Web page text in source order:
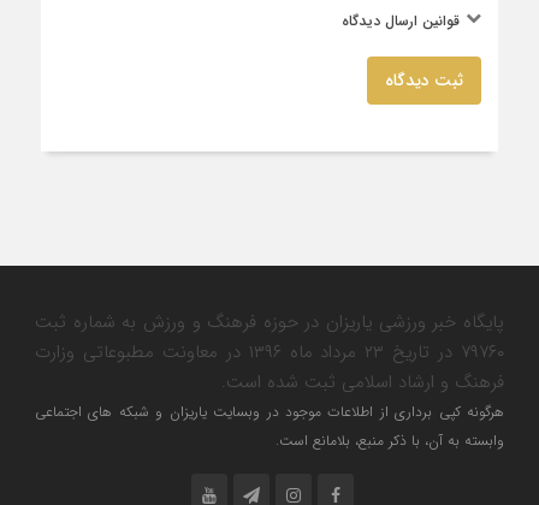
قوانین ارسال دیدگاه
ثبت دیدگاه
پایگاه خبر ورزشی یاریزان در حوزه فرهنگ و ورزش به شماره ثبت
۷۹۷۶۰ در تاریخ ۲۳ مرداد ماه ۱۳۹۶ در معاونت مطبوعاتی وزارت
فرهنگ و ارشاد اسلامی ثبت شده است.
هرگونه کپی برداری از اطلاعات موجود در وبسایت یاریزان و شبکه های اجتماعی
وابسته به آن، با ذکر منبع، بلامانع است.